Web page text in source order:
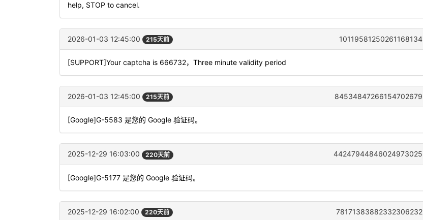
help, STOP to cancel.
2026-01-03 12:45:00 215天前 10119581250261168134
[SUPPORT]Your captcha is 666732，Three minute validity period
2026-01-03 12:45:00 215天前 84534847266154702679
[Google]G-5583 是您的 Google 验证码。
2025-12-29 16:03:00 220天前 44247944846024973025
[Google]G-5177 是您的 Google 验证码。
2025-12-29 16:02:00 220天前 78171383882332306232